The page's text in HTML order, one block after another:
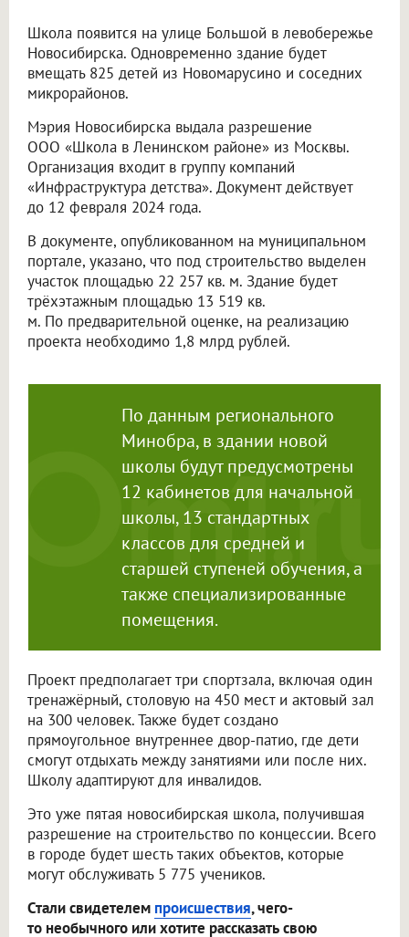
Школа появится на улице Большой в левобережье
Новосибирска. Одновременно здание будет
вмещать 825 детей из Новомарусино и соседних
микрорайонов.
Мэрия Новосибирска выдала разрешение
ООО «Школа в Ленинском районе» из Москвы.
Организация входит в группу компаний
«Инфраструктура детства». Документ действует
до 12 февраля 2024 года.
В документе, опубликованном на муниципальном
портале, указано, что под строительство выделен
участок площадью 22 257 кв. м. Здание будет
трёхэтажным площадью 13 519 кв.
м. По предварительной оценке, на реализацию
проекта необходимо 1,8 млрд рублей.
По данным регионального
Минобра, в здании новой
школы будут предусмотрены
12 кабинетов для начальной
школы, 13 стандартных
классов для средней и
старшей ступеней обучения, а
также специализированные
помещения.
Проект предполагает три спортзала, включая один
тренажёрный, столовую на 450 мест и актовый зал
на 300 человек. Также будет создано
прямоугольное внутреннее двор-патио, где дети
смогут отдыхать между занятиями или после них.
Школу адаптируют для инвалидов.
Это уже пятая новосибирская школа, получившая
разрешение на строительство по концессии. Всего
в городе будет шесть таких объектов, которые
могут обслуживать 5 775 учеников.
Стали свидетелем происшествия, чего-
то необычного или хотите рассказать свою